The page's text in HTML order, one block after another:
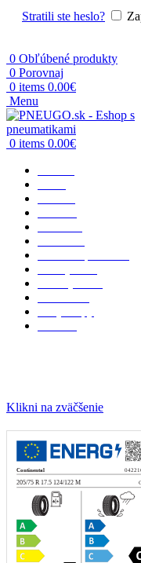
Stratili ste heslo?
0 Obľúbené produkty
0 Porovnaj
0 items 0.00€
Menu
0 items 0.00€
Klikni na zväčšenie